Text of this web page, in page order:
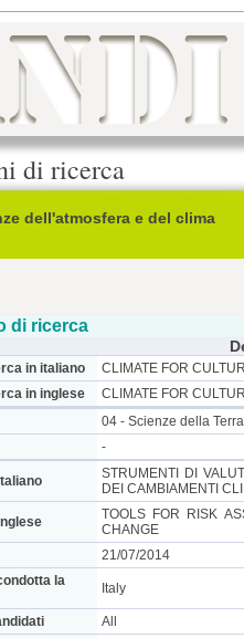
di ricerca
dell'atmosfera e del clima
di ricerca
in italiano
CLIMATE FOR
in inglese
CLIMATE FOR
04 - Scienze della Terra
-
STRUMENTI DI
DEI CAMBIAMENTI
TOOLS FOR RISK
CHANGE
21/07/2014
la
Italy
All